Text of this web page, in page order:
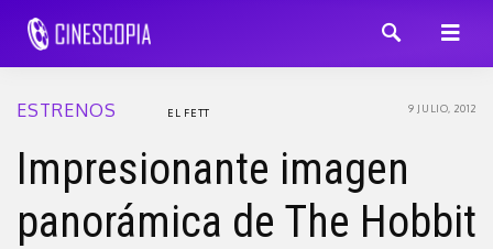
ESTRENOS 9 JULIO, 2012
EL FETT
Impresionante imagen
panorámica de The Hobbit